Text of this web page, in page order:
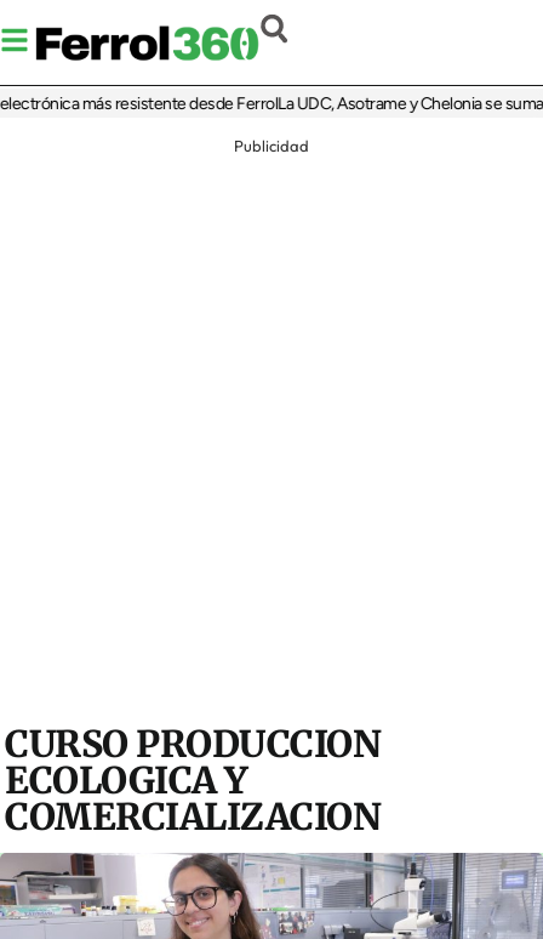
más resistente desde FerrolLa UDC, Asotrame y Chelonia se suman al
Publicidad
CURSO PRODUCCION
ECOLOGICA Y
COMERCIALIZACION